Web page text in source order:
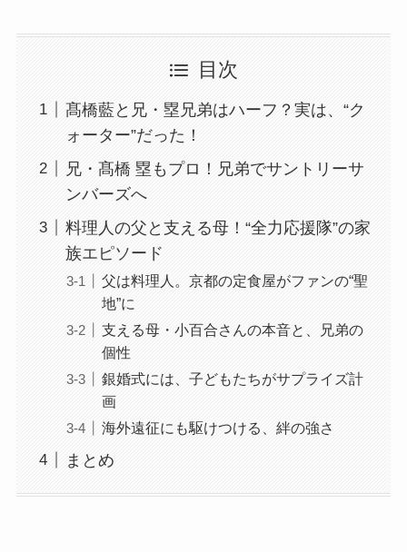
目次
髙橋藍と兄・塁兄弟はハーフ？実は、“ク
ォーター”だった！
兄・髙橋 塁もプロ！兄弟でサントリーサ
ンバーズへ
料理人の父と支える母！“全力応援隊”の家
族エピソード
父は料理人。京都の定食屋がファンの“聖
地”に
支える母・小百合さんの本音と、兄弟の
個性
銀婚式には、子どもたちがサプライズ計
画
海外遠征にも駆けつける、絆の強さ
まとめ